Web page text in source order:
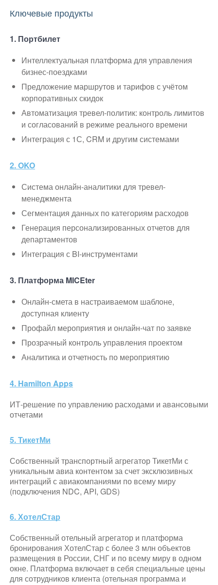
Ключевые продукты
1. Портбилет
Интеллектуальная платформа для управления
бизнес-поездками
Предложение маршрутов и тарифов с учётом
корпоративных скидок
Автоматизация тревел-политик: контроль лимитов
и согласований в режиме реального времени
Интеграция с 1С, CRM и другим системами
2. OKO
Система онлайн-аналитики для тревел-
менеджмента
Сегментация данных по категориям расходов
Генерация персонализированных отчетов для
департаментов
Интеграция с BI-инструментами
3. Платформа MICEter
Онлайн-смета в настраиваемом шаблоне,
доступная клиенту
Профайл мероприятия и онлайн-чат по заявке
Прозрачный контроль управления проектом
Аналитика и отчетность по мероприятию
4. Hamilton Apps
ИТ-решение по управлению расходами и авансовыми
отчетами
5. ТикетМи
Собственный транспортный агрегатор ТикетМи с
уникальным авиа контентом за счет эксклюзивных
интеграций с авиакомпаниями по всему миру
(подключения NDC, API, GDS)
6. ХотелСтар
Собственный отельный агрегатор и платформа
бронирования ХотелСтар с более 3 млн объектов
размещения в России, СНГ и по всему миру в одном
окне. Платформа включает в себя специальные цены
для сотрудников клиента (отельная программа и